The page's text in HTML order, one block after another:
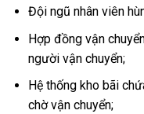
Đội ngũ nhân viên
Hợp đồng vận
người vận chuyển;
Hệ thống kho bãi
chờ vận chuyển;